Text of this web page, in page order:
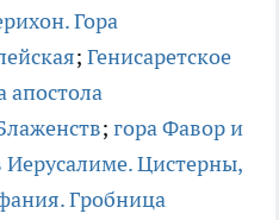
Гора
; Генисаретское
апостола
; гора Фавор и
Иерусалиме. Цистерны,
Гробница